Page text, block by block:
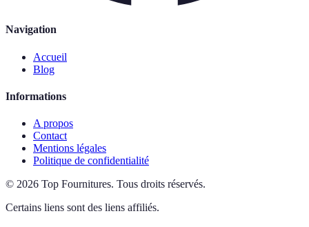
Navigation
Accueil
Blog
Informations
A propos
Contact
Mentions légales
Politique de confidentialité
© 2026 Top Fournitures. Tous droits réservés.
Certains liens sont des liens affiliés.